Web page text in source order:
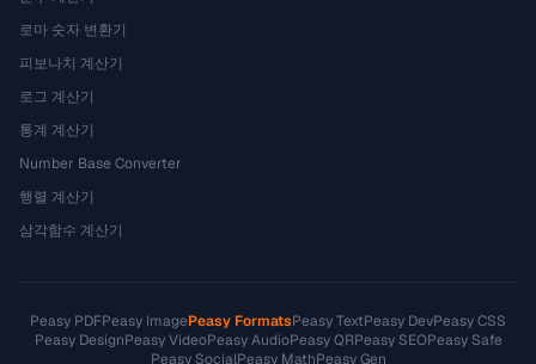
로마 숫자 변환기
피보나치 계산기
로그 계산기
통계 계산기
Number Base Converter
행렬 계산기
삼각함수 계산기
Peasy PDFPeasy ImagePeasy FormatsPeasy TextPeasy DevPeasy CSS
Peasy DesignPeasy VideoPeasy AudioPeasy QRPeasy SEOPeasy Safe
Peasy SocialPeasy MathPeasy Gen